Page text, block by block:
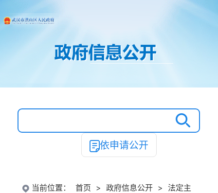
依申请公开
当前位置： 首页 > 政府信息公开 >
法定主